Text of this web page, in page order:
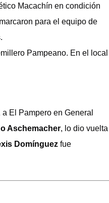
Macachín en condición
marcaron para el equipo de
Pampeano. En el local
El Pampero en General
Aschemacher, lo dio vuelta
Domínguez fue